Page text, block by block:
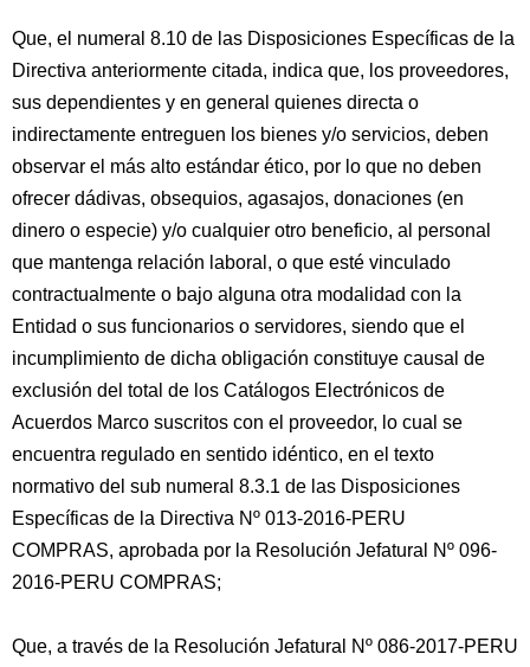
Que, el numeral 8.10 de las Disposiciones Específicas de la
Directiva anteriormente citada, indica que, los proveedores,
sus dependientes y en general quienes directa o
indirectamente entreguen los bienes y/o servicios, deben
observar el más alto estándar ético, por lo que no deben
ofrecer dádivas, obsequios, agasajos, donaciones (en
dinero o especie) y/o cualquier otro beneficio, al personal
que mantenga relación laboral, o que esté vinculado
contractualmente o bajo alguna otra modalidad con la
Entidad o sus funcionarios o servidores, siendo que el
incumplimiento de dicha obligación constituye causal de
exclusión del total de los Catálogos Electrónicos de
Acuerdos Marco suscritos con el proveedor, lo cual se
encuentra regulado en sentido idéntico, en el texto
normativo del sub numeral 8.3.1 de las Disposiciones
Específicas de la Directiva Nº 013-2016-PERU
COMPRAS, aprobada por la Resolución Jefatural Nº 096-
2016-PERU COMPRAS;
Que, a través de la Resolución Jefatural Nº 086-2017-PERU